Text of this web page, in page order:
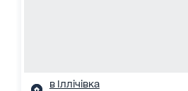
в Іллічівка